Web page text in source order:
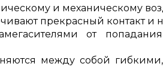
и механическому
прекрасный контакт и
от
между собой